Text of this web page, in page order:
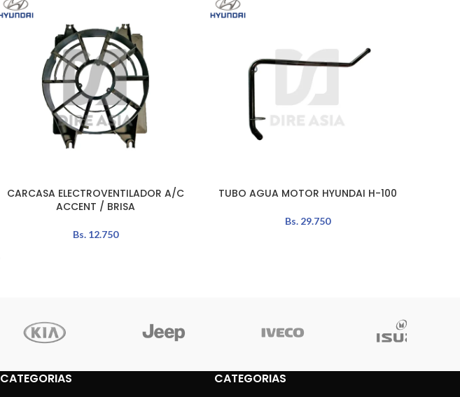
AÑADIR AL CARRITO
CARCASA ELECTROVENTILADOR A/C
ACCENT / BRISA
Bs. 12.750
AÑADIR AL CARRITO
TUBO AGUA MOTOR HYUNDAI H-100
Bs. 29.750
CATEGORIAS CATEGORIAS